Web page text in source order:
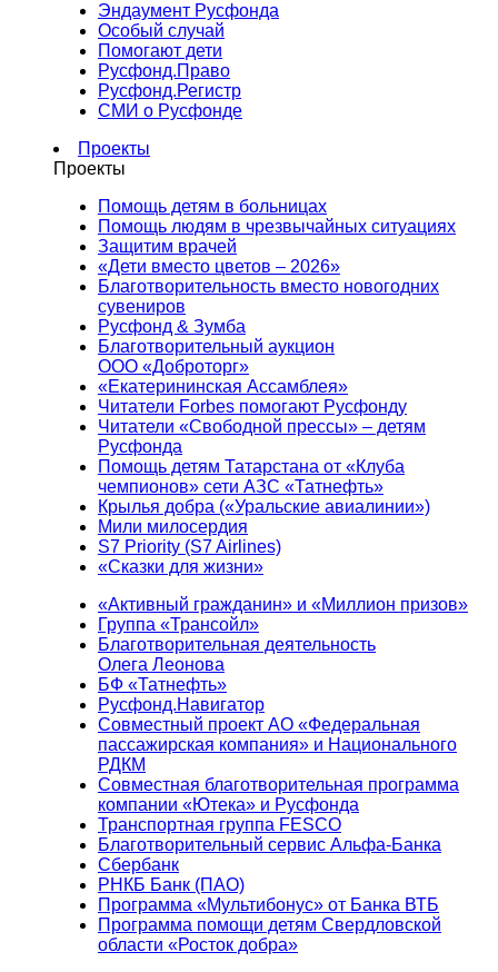
Эндаумент Русфонда
Особый случай
Помогают дети
Русфонд.Право
Русфонд.Регистр
СМИ о Русфонде
Проекты
Проекты
Помощь детям в больницах
Помощь людям в чрезвычайных ситуациях
Защитим врачей
«Дети вместо цветов – 2026»
Благотворительность вместо новогодних
сувениров
Русфонд & Зумба
Благотворительный аукцион
ООО «Доброторг»
«Екатерининская Ассамблея»
Читатели Forbes помогают Русфонду
Читатели «Свободной прессы» – детям
Русфонда
Помощь детям Татарстана от «Клуба
чемпионов» сети АЗС «Татнефть»
Крылья добра («Уральские авиалинии»)
Мили милосердия
S7 Priority (S7 Airlines)
«Сказки для жизни»
«Активный гражданин» и «Миллион призов»
Группа «Трансойл»
Благотворительная деятельность
Олега Леонова
БФ «Татнефть»
Русфонд.Навигатор
Совместный проект АО «Федеральная
пассажирская компания» и Национального
РДКМ
Совместная благотворительная программа
компании «Ютека» и Русфонда
Транспортная группа FESCO
Благотворительный сервис Альфа-Банка
Сбербанк
РНКБ Банк (ПАО)
Программа «Мультибонус» от Банка ВТБ
Программа помощи детям Свердловской
области «Росток добра»